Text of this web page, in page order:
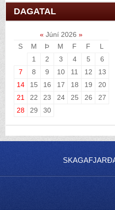
DAGATAL
« Júní 2026 »
S
M Þ M F F
L
1
2 3 4 5
6
7
8 9 10 11 12
13
14
15 16 17 18 19
20
21
22 23 24 25 26
27
28
29 30